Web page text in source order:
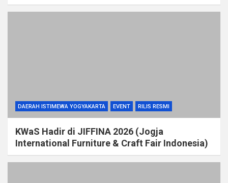
DAERAH ISTIMEWA YOGYAKARTA EVENT RILIS RESMI
KWaS Hadir di JIFFINA 2026 (Jogja
International Furniture & Craft Fair Indonesia)